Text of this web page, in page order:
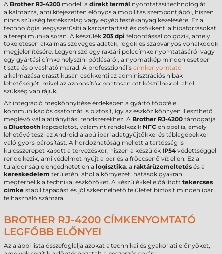
A Brother RJ-4200 modell a direkt termál nyomtatási technológiát
alkalmazza, ami kifejezetten előnyös a mobilitás szempontjából, hiszen
nincs szükség festékszalag vagy egyéb festékanyag kezelésére. Ez a
technológia leegyszerűsíti a karbantartást és csökkenti a hibaforrásokat
a terepi munka során. A készülék 203 dpi felbontással dolgozik, amely
tökéletesen alkalmas szöveges adatok, logók és szabványos vonalkódok
megjelenítésére. Legyen szó egy raktári polccímke nyomtatásáról vagy
egy gyártási címke helyszíni pótlásáról, a nyomatkép minden esetben
tiszta és olvasható marad. A professzionális címkenyomtató
alkalmazása drasztikusan csökkenti az adminisztrációs hibák
lehetőségét, mivel az azonosítók pontosan ott készülnek el, ahol
szükség van rájuk.
Az integráció megkönnyítése érdekében a gyártó többféle
kommunikációs csatornát is biztosít, így az eszköz könnyen illeszthető
meglévő vállalatirányítási rendszerekhez. A Brother RJ-4200 támogatja
a Bluetooth kapcsolatot, valamint rendelkezik NFC chippel is, amely
lehetővé teszi az Android alapú ipari adatgyűjtőkkel és táblagépekkel
való gyors párosítást. A hordozhatóság mellett a tartósság is
kulcsszerepet kapott a tervezéskor, hiszen a készülék IP54védettséggel
rendelkezik, ami védelmet nyújt a por és a fröccsenő víz ellen. Ez a
tulajdonság elengedhetetlen a logisztika, a raktárüzemeltetés és a
kereskedelem területén, ahol a környezeti hatások gyakran
megterhelik a technikai eszközöket. A készülékkel előállított tekercses
címke stabil tapadást és jól szkennelhető felületet biztosít minden ipari
felhasználó számára.
BROTHER RJ-4200 CÍMKENYOMTATÓ
LEGFŐBB ELŐNYEI
Az alábbi lista összefoglalja azokat a technikai és gyakorlati előnyöket,